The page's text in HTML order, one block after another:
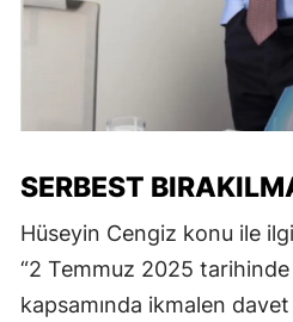
SERBEST
Hüseyin Cengiz konu ile
“2 Temmuz 2025
kapsamında ikmalen